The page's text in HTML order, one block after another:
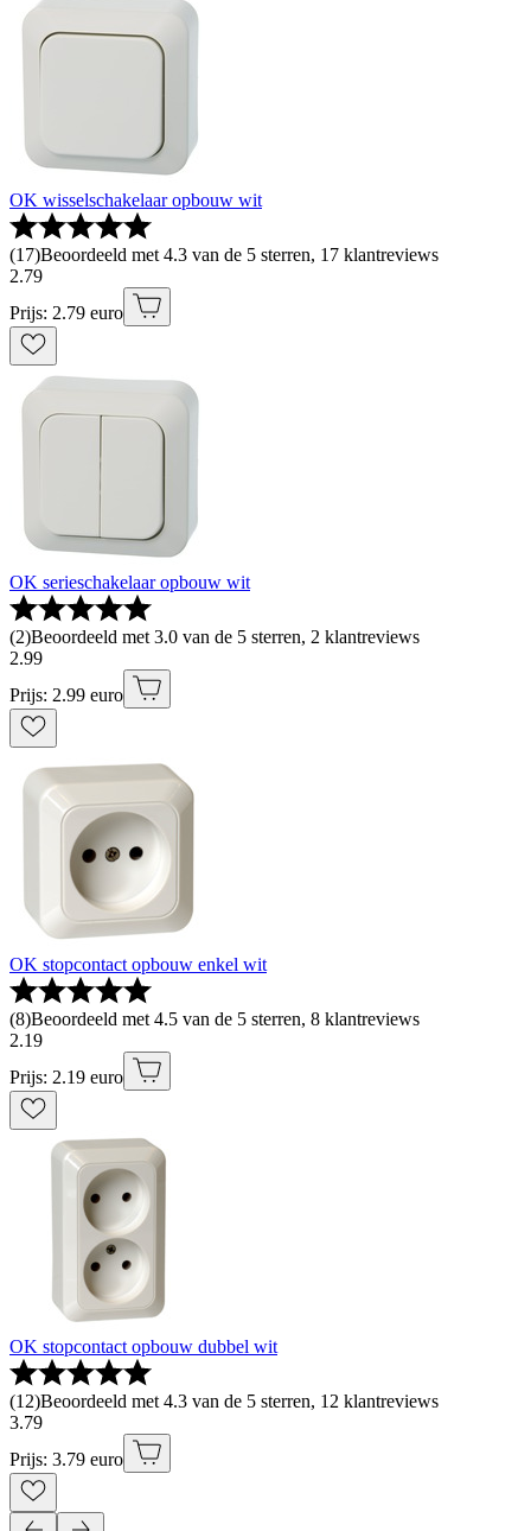
OK wisselschakelaar opbouw wit
(17)Beoordeeld met 4.3 van de 5 sterren, 17 klantreviews
2.79
Prijs: 2.79 euro
OK serieschakelaar opbouw wit
(2)Beoordeeld met 3.0 van de 5 sterren, 2 klantreviews
2.99
Prijs: 2.99 euro
OK stopcontact opbouw enkel wit
(8)Beoordeeld met 4.5 van de 5 sterren, 8 klantreviews
2.19
Prijs: 2.19 euro
OK stopcontact opbouw dubbel wit
(12)Beoordeeld met 4.3 van de 5 sterren, 12 klantreviews
3.79
Prijs: 3.79 euro